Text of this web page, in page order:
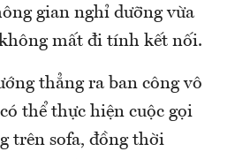
gian nghỉ dưỡng vừa
mất đi tính kết nối.
thẳng ra ban công vô
thể thực hiện cuộc gọi
trên sofa, đồng thời